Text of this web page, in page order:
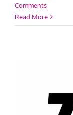
Comments
Read More